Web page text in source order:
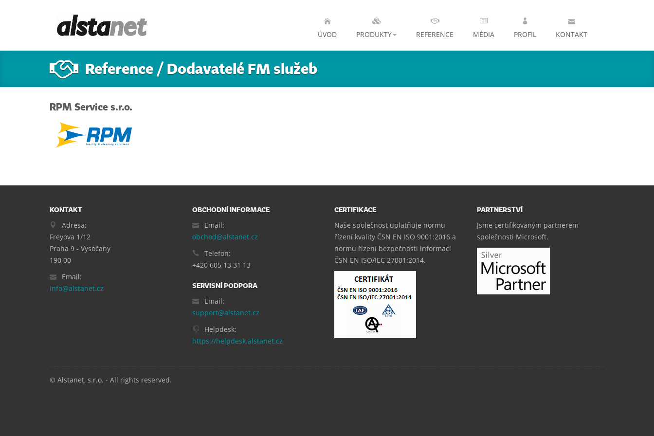
ÚVOD PRODUKTY REFERENCE MÉDIA PROFIL KONTAKT
Reference / Dodavatelé FM služeb
RPM Service s.r.o.
KONTAKT
Adresa:
Freyova 1/12
Praha 9 - Vysočany
190 00
Email:
info@alstanet.cz
OBCHODNÍ INFORMACE
Email:
obchod@alstanet.cz
Telefon:
+420 605 13 31 13
SERVISNÍ PODPORA
Email:
support@alstanet.cz
Helpdesk:
https://helpdesk.alstanet.cz
CERTIFIKACE
Naše společnost uplatňuje normu
řízení kvality ČSN EN ISO 9001:2016 a
normu řízení bezpečnosti informací
ČSN EN ISO/IEC 27001:2014.
PARTNERSTVÍ
Jsme certifikovaným partnerem
společnosti Microsoft.
© Alstanet, s.r.o. - All rights reserved.